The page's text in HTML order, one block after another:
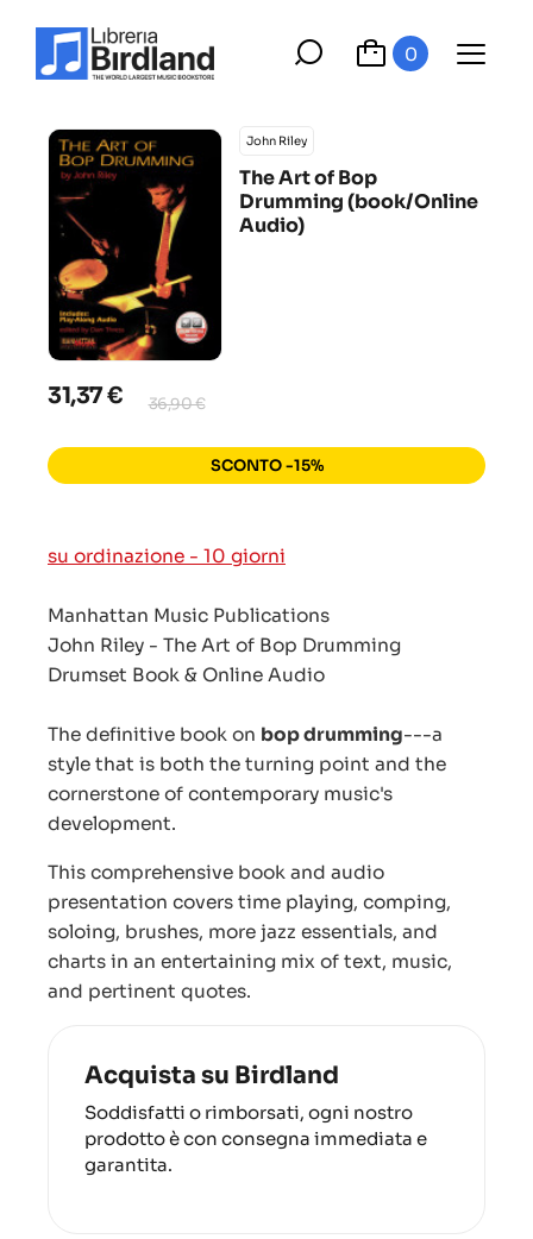
0
John Riley
The Art of Bop
Drumming (book/Online
Audio)
31,37 € 36,90 €
SCONTO -15%
su ordinazione - 10 giorni
Manhattan Music Publications
John Riley - The Art of Bop Drumming
Drumset Book & Online Audio
The definitive book on bop drumming---a
style that is both the turning point and the
cornerstone of contemporary music's
development.
This comprehensive book and audio
presentation covers time playing, comping,
soloing, brushes, more jazz essentials, and
charts in an entertaining mix of text, music,
and pertinent quotes.
Acquista su Birdland
Soddisfatti o rimborsati, ogni nostro
prodotto è con consegna immediata e
garantita.